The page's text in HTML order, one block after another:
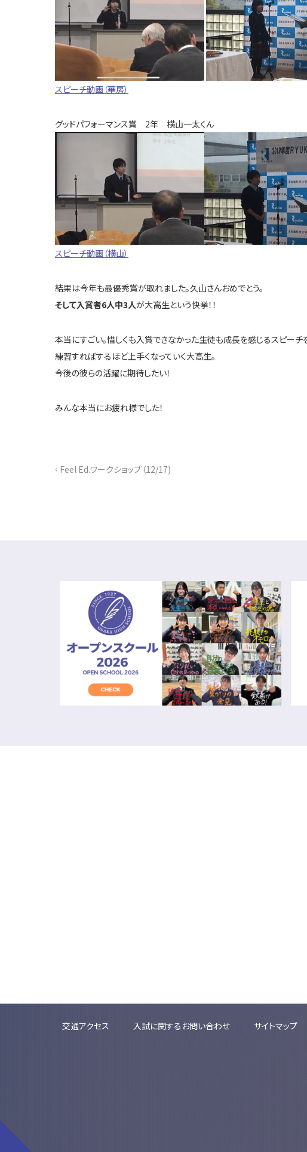
スピーチ動画（華房）
グッドパフォーマンス賞 2年 横山一太くん
スピーチ動画（横山）
結果は今年も最優秀賞が取れました。久山さんおめでとう。
そして入賞者6人中3人が大高生という快挙！！
本当にすごい。惜しくも入賞できなかった生徒も成長を感じるスピーチ
練習すればするほど上手くなっていく大高生。
今後の彼らの活躍に期待したい！
みんな本当にお疲れ様でした！
‹ Feel Ed.ワークショップ（12/17)
交通アクセス 入試に関するお問い合わせ サイトマップ